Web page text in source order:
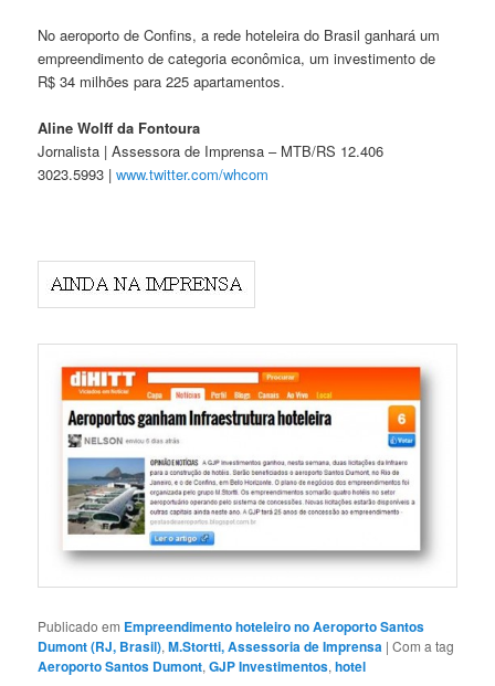
No aeroporto de Confins, a rede hoteleira do Brasil ganhará um
empreendimento de categoria econômica, um investimento de
R$ 34 milhões para 225 apartamentos.
Aline Wolff da Fontoura
Jornalista | Assessora de Imprensa – MTB/RS 12.406
3023.5993 |www.twitter.com/whcom
Publicado em Empreendimento hoteleiro no Aeroporto Santos
Dumont (RJ, Brasil),M.Stortti, Assessoria de Imprensa |Com a tag
Aeroporto Santos Dumont,GJP Investimentos,hotel